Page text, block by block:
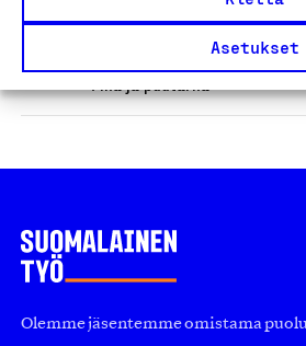
Asetukset
Huussi- ja
Ruokomestarit- Premium Finnish
Olemme jäsentemme omistama